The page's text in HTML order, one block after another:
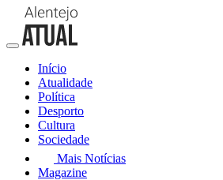
Início
Atualidade
Política
Desporto
Cultura
Sociedade
Mais Notícias
Magazine